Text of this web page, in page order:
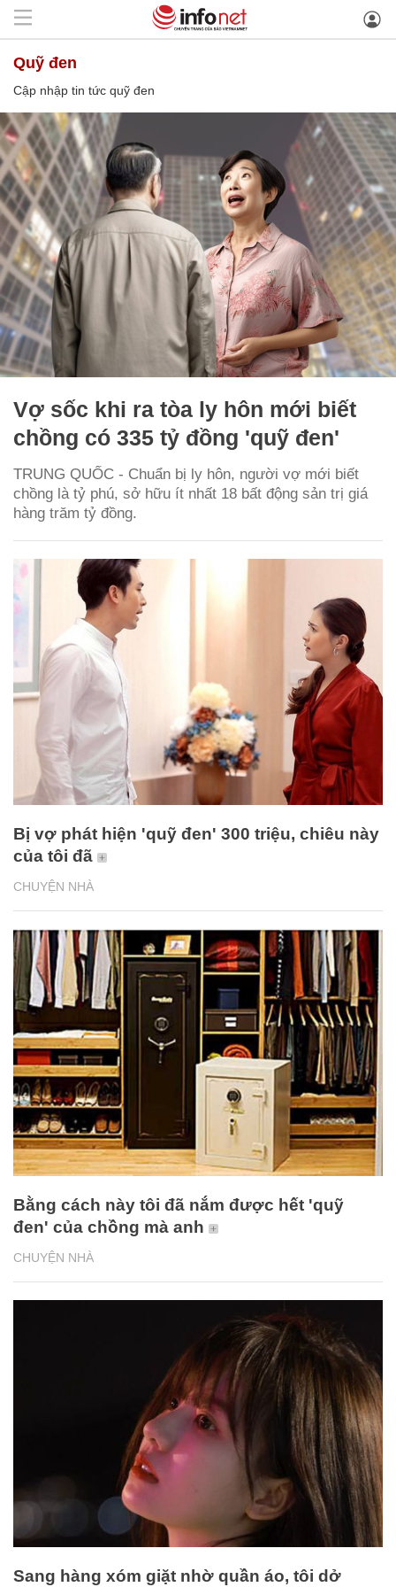
quỹ đen
Cập nhập tin tức quỹ đen
Vợ sốc khi ra tòa ly hôn mới biết
chồng có 335 tỷ đồng 'quỹ đen'
TRUNG QUỐC - Chuẩn bị ly hôn, người vợ mới biết
chồng là tỷ phú, sở hữu ít nhất 18 bất động sản trị giá
hàng trăm tỷ đồng.
CHUYỆN NHÀ
Bị vợ phát hiện 'quỹ đen' 300 triệu, chiêu này
của tôi đã
CHUYỆN NHÀ
Bằng cách này tôi đã nắm được hết 'quỹ
đen' của chồng mà anh
Sang hàng xóm giặt nhờ quần áo, tôi dở